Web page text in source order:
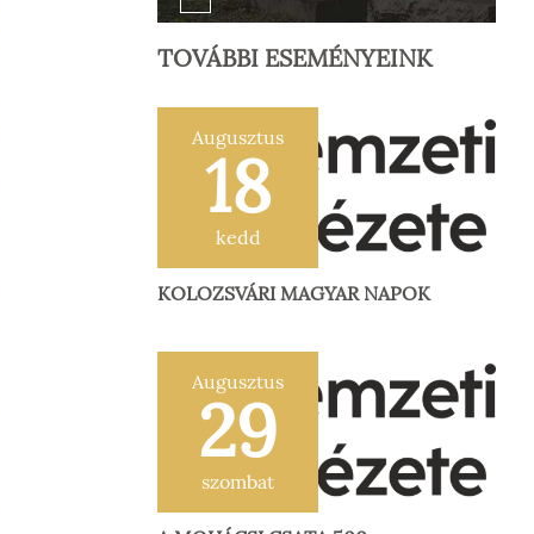
TOVÁBBI ESEMÉNYEINK
Augusztus
18
kedd
KOLOZSVÁRI MAGYAR NAPOK
Augusztus
29
szombat